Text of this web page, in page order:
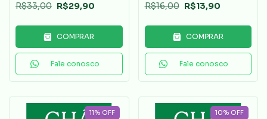
R$33,00 R$29,90
COMPRAR
Fale conosco
R$16,00 R$13,90
COMPRAR
Fale conosco
11% OFF 10% OFF